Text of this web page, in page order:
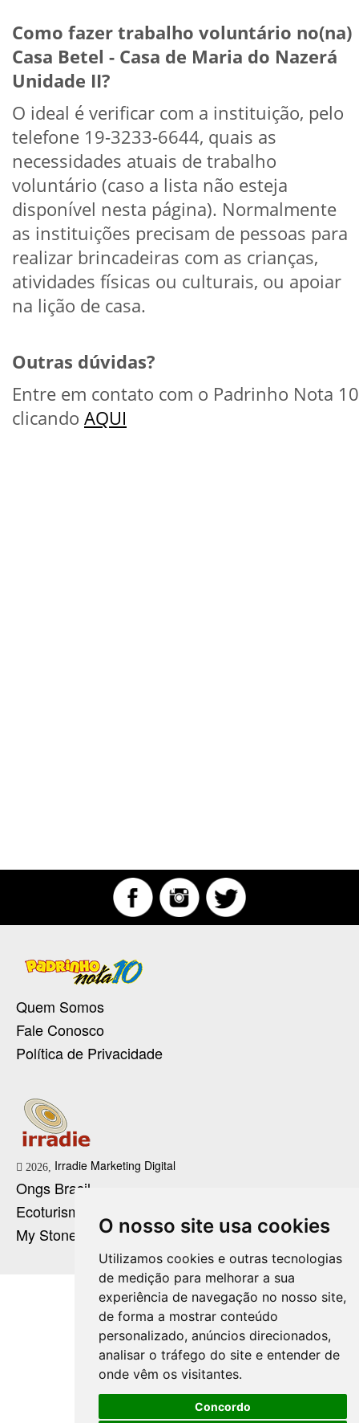
O nosso site usa cookies
Utilizamos cookies e outras tecnologias
de medição para melhorar a sua
experiência de navegação no nosso site,
de forma a mostrar conteúdo
personalizado, anúncios direcionados,
analisar o tráfego do site e entender de
onde vêm os visitantes.
Concordo
Como fazer trabalho voluntário no(na)
Casa Betel - Casa de Maria do Nazerá
Unidade II?
O ideal é verificar com a instituição, pelo
telefone 19-3233-6644, quais as
necessidades atuais de trabalho
voluntário (caso a lista não esteja
disponível nesta página). Normalmente
as instituições precisam de pessoas para
realizar brincadeiras com as crianças,
atividades físicas ou culturais, ou apoiar
na lição de casa.
Outras dúvidas?
Entre em contato com o Padrinho Nota 10
clicando AQUI
Quem Somos
Fale Conosco
Política de Privacidade
2026, Irradie Marketing Digital
Ongs Brasil
Ecoturismo no Brasil
My Stone Cristaloterapia